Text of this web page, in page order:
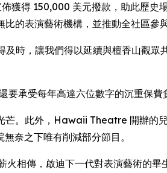
得 150,000 美元撥款，助此歷史
表演藝術機構，並推動全社區參與
，讓我們得以延續與檀香山觀眾
承受每年高達六位數字的沉重保費
。此外，Hawaii Theatre 開辦的
奈之下唯有削減部分節目。
傳，啟迪下一代對表演藝術的畢